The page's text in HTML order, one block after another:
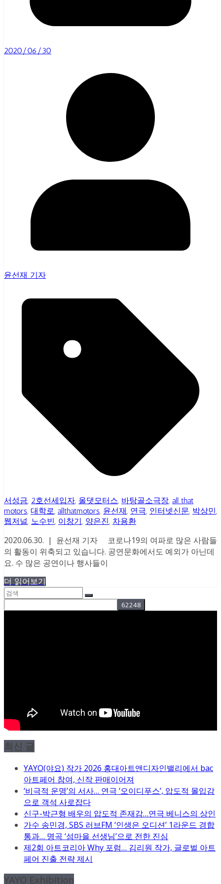
2020/06/30
윤선재 기자
서성금, 2호선세입자, 올댓모터스, 바탕골소극장, all that
motors, 대학로, allthatmotors, 윤선재, 연극, 인터넷신문, 박상민,
웹저널, 노수빈, 이창기, 양은진, 차용환
2020.06.30. | 윤선재 기자 코로나19의 여파로 많은 사람들
의 활동이 위축되고 있습니다. 공연문화에서도 예외가 아닌데
요. 수 많은 공연이나 행사들이
더 읽어보기
최신 글
YAYO(야요) 작가 2026 홍대아트앤디자인밸리에서 bac
아트페어 참여, 신작 판매이어져
‘비극적 운명’의 서사… 연극 ‘오이디푸스’, 압도적 몰입감
으로 객석 사로잡다
신구-박근형 배우의 압도적 존재감…연극 베니스의 상인
가수 송민경, SBS 러브FM ‘인생은 오디션’ 1라운드 경합
통과… 명곡 ‘섬마을 선생님’으로 전한 진심
제2회 아트코리아 Why 포럼… 김리원 작가, 글로벌 아트
페어 진출 전략 제시
YAYO Exhibition